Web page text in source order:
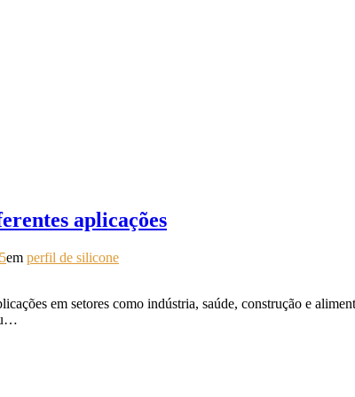
aplicações
em perfil de silicone
em setores como indústria, saúde, construção e